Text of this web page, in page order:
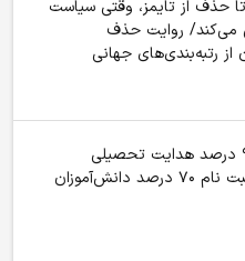
از سقوط در QS تا حذف از تایمز، وقتی سیاست
می‌کند/ روایت حذف
از رتبه‌بندی‌های جهانی
صدور بیش از ۹۰ درصد هدایت تحصیلی
نهمی‌ها/ پیش ثبت نام ۷۰ درصد دانش‌آموزان